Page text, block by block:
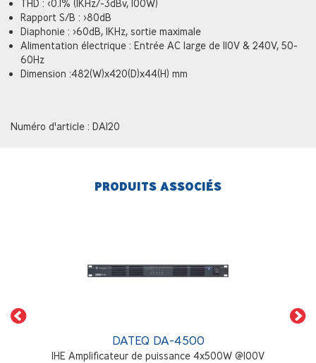
THD : <0.1% (1KHz/-3dBv, 100W)
Rapport S/B : >80dB
Diaphonie : >60dB, 1KHz, sortie maximale
Alimentation électrique : Entrée AC large de 110V & 240V, 50-
60Hz
Dimension :482(W)x420(D)x44(H) mm
Numéro d'article : DA120
PRODUITS ASSOCIÉS
DATEQ DA-4500
1HE Amplificateur de puissance 4x500W @100V